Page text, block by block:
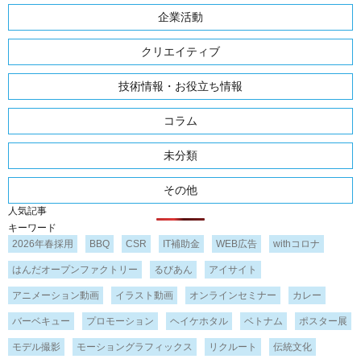
企業活動
クリエイティブ
技術情報・お役立ち情報
コラム
未分類
その他
人気記事
キーワード
2026年春採用
BBQ CSR IT補助金 WEB広告 withコロナ
はんだオープンファクトリー るびあん アイサイト
アニメーション動画 イラスト動画 オンラインセミナー カレー
バーベキュー プロモーション ヘイケホタル ベトナム ポスター展
モデル撮影 モーショングラフィックス リクルート 伝統文化